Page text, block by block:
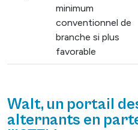
minimum
conventionnel de
branche si plus
favorable
Walt, un portail
alternants en